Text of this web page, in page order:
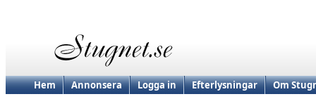
Hem Annonsera Logga in Efterlysningar Om